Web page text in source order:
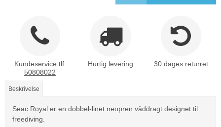
Kundeservice tlf.
50808022
Hurtig levering 30 dages returret
Beskrivelse
Seac Royal er en dobbel-linet neopren våddragt designet til
freediving.